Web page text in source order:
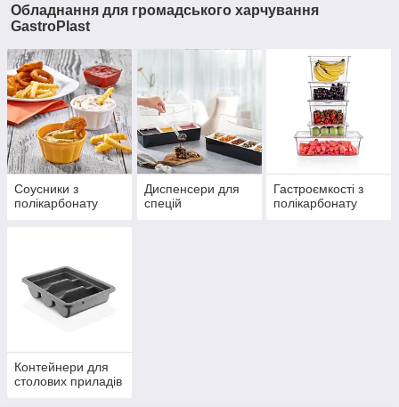
Обладнання для громадського харчування
GastroPlast
Соусники з
полікарбонату
Диспенсери для
спецій
Гастроємкості з
полікарбонату
Контейнери для
столових приладів